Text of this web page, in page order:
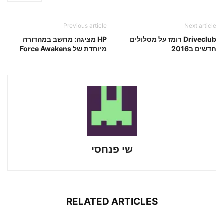
Previous article
HP מציגה: מחשב במהדורה
מיוחדת של Force Awakens
Next article
Driveclub רומז על מסלולים
חדשים ב2016
שי פנחסי
RELATED ARTICLES